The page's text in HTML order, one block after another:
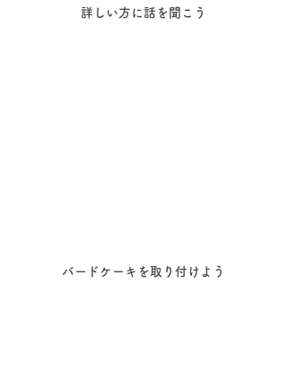
詳しい方に話を聞こう
バードケーキを取り付けよう